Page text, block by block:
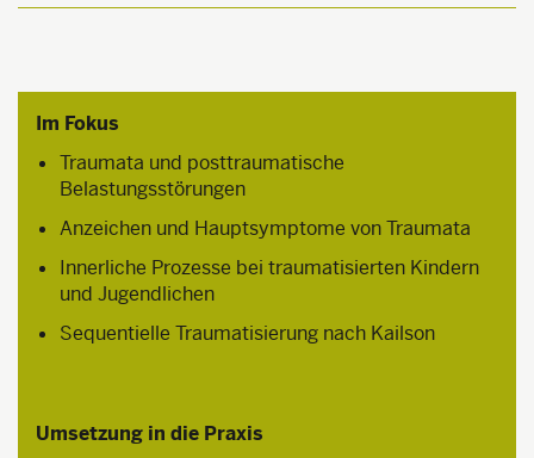
Im Fokus
Traumata und posttraumatische
Belastungsstörungen
Anzeichen und Hauptsymptome von Traumata
Innerliche Prozesse bei traumatisierten Kindern
und Jugendlichen
Sequentielle Traumatisierung nach Kailson
Umsetzung in die Praxis